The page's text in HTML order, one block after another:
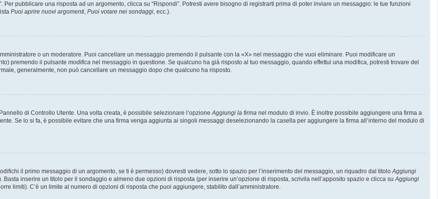
pubblicare una risposta ad un argomento, clicca su “Rispondi”. Potresti avere bisogno di registrarti prima di poter inviare un messaggio: le tue funzioni
Puoi aprire nuovi argomenti, Puoi votare nei sondaggi, ecc.).
o un moderatore. Puoi cancellare un messaggio premendo il pulsante con la «X» nel messaggio che vuoi eliminare. Puoi modificare un
premendo il pulsante modifica nel messaggio in questione. Se qualcuno ha già risposto al tuo messaggio, quando effettui una modifica, potresti trovare del
generalmente, non può cancellare un messaggio dopo che qualcuno ha risposto.
di Controllo Utente. Una volta creata, è possibile selezionare l’opzioneAggiungi la firma nel modulo di invio. È inoltre possibile aggiungere una firma a
Se lo si fa, è possibile evitare che una firma venga aggiunta ai singoli messaggi deselezionando la casella per aggiungere la firma all’interno del modulo di
il primo messaggio di un argomento, se ti è permesso) dovresti vedere, sotto lo spazio per l’inserimento del messaggio, un riquadro dal titoloAggiungi
inserire un titolo per il sondaggio e almeno due opzioni di risposta (per inserire un’opzione di risposta, scrivila nell’apposito spazio e clicca suAggiungi
limiti). C’è un limite al numero di opzioni di risposta che puoi aggiungere, stabilito dall’amministratore.